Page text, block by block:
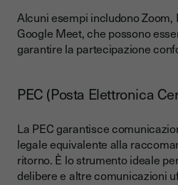
Alcuni esempi includono Zoom,
Google Meet, che possono
garantire la partecipazione
PEC (Posta Elettronica
La PEC garantisce
legale equivalente alla
ritorno. È lo strumento ideale
delibere e altre comunicazioni